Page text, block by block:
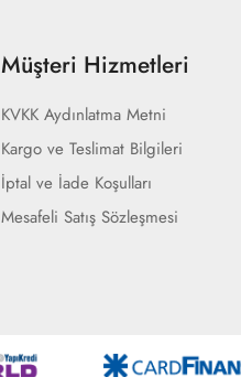
Müşteri Hizmetleri
KVKK Aydınlatma Metni
Kargo ve Teslimat Bilgileri
İptal ve İade Koşulları
Mesafeli Satış Sözleşmesi